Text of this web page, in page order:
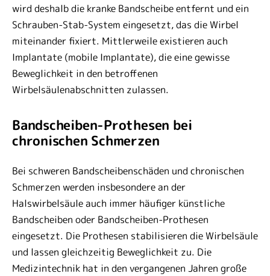
wird deshalb die kranke Bandscheibe entfernt und ein
Schrauben-Stab-System eingesetzt, das die Wirbel
miteinander fixiert. Mittlerweile existieren auch
Implantate (mobile Implantate), die eine gewisse
Beweglichkeit in den betroffenen
Wirbelsäulenabschnitten zulassen.
Bandscheiben-Prothesen bei
chronischen Schmerzen
Bei schweren Bandscheibenschäden und chronischen
Schmerzen werden insbesondere an der
Halswirbelsäule auch immer häufiger künstliche
Bandscheiben oder Bandscheiben-Prothesen
eingesetzt. Die Prothesen stabilisieren die Wirbelsäule
und lassen gleichzeitig Beweglichkeit zu. Die
Medizintechnik hat in den vergangenen Jahren große